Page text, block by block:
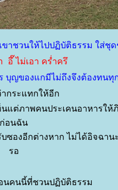
เขาชวนให้ไปปฏิบัติธรรม ใส่ชุ
อึ๊ ไม่เอา คร่ำครึ
บุญของแกมีไม่ถึงจึงต้องทนทุ
กระแทกให้อีก
แต่ภาพคนประเคนอาหารใ
ก่อนฉัน
องอีกต่างหาก ไม่ได้อิจฉาน
รอ
อนคนนี้ที่ชวนปฏิบัติธรรม